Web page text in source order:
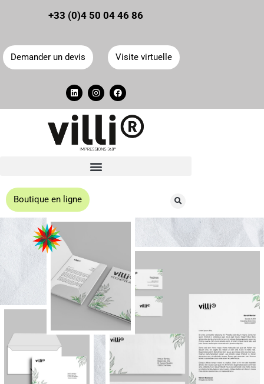
Panneau de gestion des cookies
+33 (0)4 50 04 46 86
Demander un devis Visite virtuelle
Boutique en ligne